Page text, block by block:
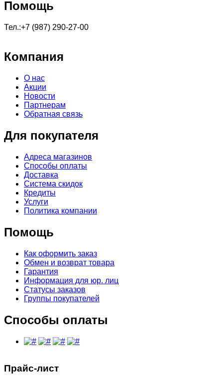
Помощь
Тел.:+7 (987) 290-27-00
Компания
О нас
Акции
Новости
Партнерам
Обратная связь
Для покупателя
Адреса магазинов
Способы оплаты
Доставка
Система скидок
Кредиты
Услуги
Политика компании
Помощь
Как оформить заказ
Обмен и возврат товара
Гарантия
Информация для юр. лиц
Статусы заказов
Группы покупателей
Способы оплаты
Прайс-лист